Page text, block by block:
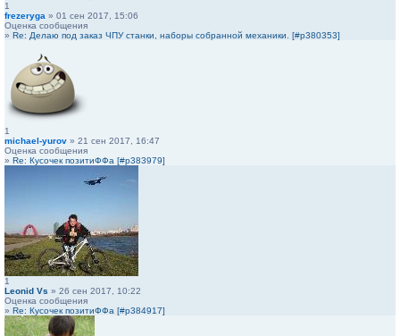
1
frezeryga » 01 сен 2017, 15:06
Оценка сообщения
» Re: Делаю под заказ ЧПУ станки, наборы собранной механики. [#p380353]
1
michael-yurov » 21 сен 2017, 16:47
Оценка сообщения
» Re: Кусочек позитиФФа [#p383979]
1
Leonid Vs » 26 сен 2017, 10:22
Оценка сообщения
» Re: Кусочек позитиФФа [#p384917]